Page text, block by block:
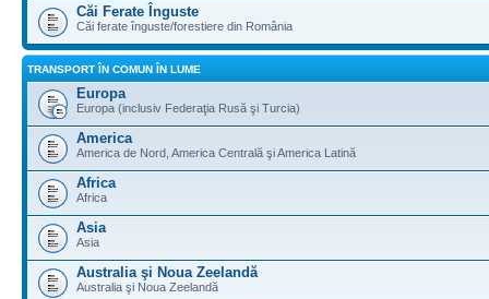
Căi Ferate Înguste
Căi ferate înguste/forestiere din România
TRANSPORT ÎN COMUN ÎN LUME
Europa
Europa (inclusiv Federaţia Rusă şi Turcia)
America
America de Nord, America Centrală şi America Latină
Africa
Africa
Asia
Asia
Australia şi Noua Zeelandă
Australia şi Noua Zeelandă